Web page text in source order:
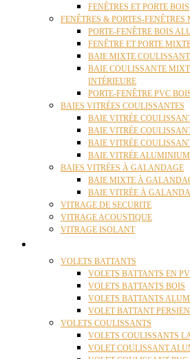
FENÊTRES ET PORTE BOIS
FENÊTRES & PORTES-FENÊTRES
PORTE-FENÊTRE BOIS
FENÊTRE ET PORTE
BAIE MIXTE
BAIE COULISSANTE
INTÉRIEURE
PORTE-FENÊTRE PVC
BAIES VITRÉES COULISSANTES
BAIE VITRÉE
BAIE VITRÉE
BAIE VITRÉE
BAIE VITRÉE ALUMINIUM
BAIES VITRÉES À GALANDAGE
BAIE MIXTE À
BAIE VITRÉE À
VITRAGE DE SECURITE
VITRAGE ACOUSTIQUE
VITRAGE ISOLANT
VOLETS BATTANTS
VOLETS BATTANTS EN
VOLETS BATTANTS BOIS
VOLETS BATTANTS
VOLET BATTANT
VOLETS COULISSANTS
VOLETS COULISSANTS
VOLET COULISSANT